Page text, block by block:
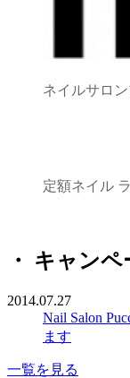
ネイルサロ
定額ネイル
・ キャンペ
2014.07.27
Nail Salon
ます
一覧を見る